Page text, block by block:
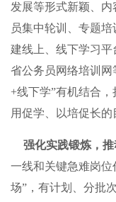
发展等形式新颖、
员集中轮训、专题
建线上、线下学习平
省公务员网络培训网
+线下学”有机结合
用促学、以培促长的
强化实践锻炼，推
一线和关键急难岗位
场”，有计划、分批